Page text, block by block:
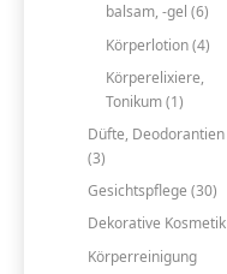
balsam, -gel (6)
Körperlotion (4)
Körperelixiere,
Tonikum (1)
Düfte, Deodorantien
(3)
Gesichtspflege (30)
Dekorative Kosmetik
Körperreinigung